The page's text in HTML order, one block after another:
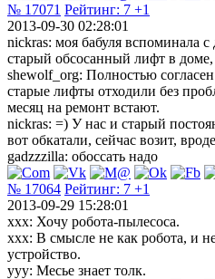
№ 17071 Рейтинг: 7 +1
2013-09-30 02:28:01
nickras: моя бабуля вспоминала
старый обсосанный лифт в
shewolf_org: Полностью
старые лифты отходили без
месяц на ремонт встают.
nickras: =) У нас и старый
вот обкатали, сейчас возит,
gadzzzilla: обоссать надо
№ 17064 Рейтинг: 7 +1
2013-09-29 15:28:01
xxx: Хочу робота-пылесоса.
xxx: В смысле не как робота, и
устройство.
yyy: Месье знает толк.